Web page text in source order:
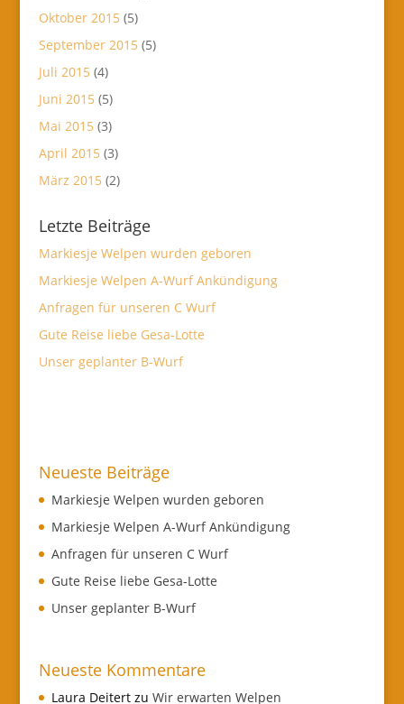
Oktober 2015 (5)
September 2015 (5)
Juli 2015 (4)
Juni 2015 (5)
Mai 2015 (3)
April 2015 (3)
März 2015 (2)
Letzte Beiträge
Markiesje Welpen wurden geboren
Markiesje Welpen A-Wurf Ankündigung
Anfragen für unseren C Wurf
Gute Reise liebe Gesa-Lotte
Unser geplanter B-Wurf
Neueste Beiträge
Markiesje Welpen wurden geboren
Markiesje Welpen A-Wurf Ankündigung
Anfragen für unseren C Wurf
Gute Reise liebe Gesa-Lotte
Unser geplanter B-Wurf
Neueste Kommentare
Laura Deitertzu Wir erwarten Welpen